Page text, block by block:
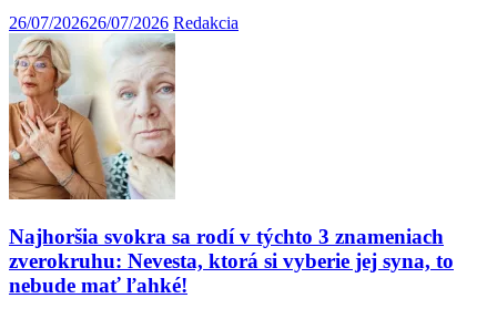
26/07/202626/07/2026 Redakcia
Najhoršia svokra sa rodí v týchto 3 znameniach
zverokruhu: Nevesta, ktorá si vyberie jej syna, to
nebude mať ľahké!